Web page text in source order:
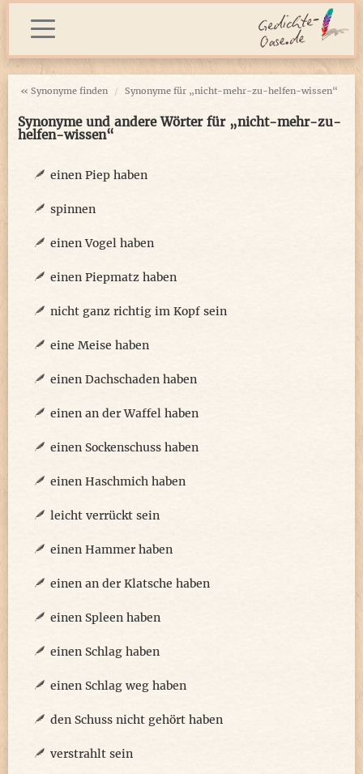
« Synonyme finden Synonyme für „nicht-mehr-zu-helfen-wissen“
Synonyme und andere Wörter für „nicht-mehr-zu-
helfen-wissen“
einen Piep haben
spinnen
einen Vogel haben
einen Piepmatz haben
nicht ganz richtig im Kopf sein
eine Meise haben
einen Dachschaden haben
einen an der Waffel haben
einen Sockenschuss haben
einen Haschmich haben
leicht verrückt sein
einen Hammer haben
einen an der Klatsche haben
einen Spleen haben
einen Schlag haben
einen Schlag weg haben
den Schuss nicht gehört haben
verstrahlt sein